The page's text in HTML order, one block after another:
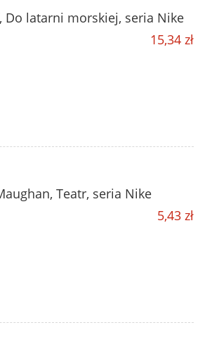
Do latarni morskiej, seria Nike
15,34 zł
Teatr, seria Nike
5,43 zł